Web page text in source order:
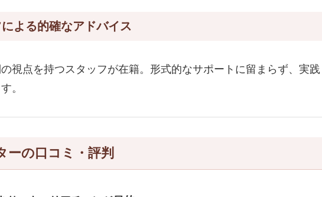
よる的確なアドバイス
視点を持つスタッフが在籍。形式的なサポートに留まらず、実践
。
ーの口コミ・評判